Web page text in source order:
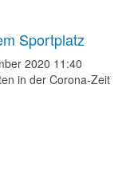
Sportplatz
2020 11:40
in der Corona-Zeit